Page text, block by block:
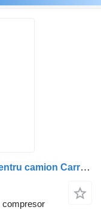
Compresor clima Compresor AC pentru camion Carrier 4TCY pentru Volvo 21112946, 20871244
compresor